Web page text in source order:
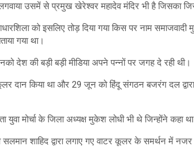
उसमें से प्रमुख खेरेश्वर महादेव मंदिर भी है जिसका जिसका
को इसलिए तोड़ दिया गया किस पर नाम
गया था।
देश की बड़ी बड़ी मीडिया अपने पन्नों पर जगह दे रही थी।
किया था और 29 जून को हिंदू संगठन बजरंग दल द्वारा
युवा मोर्चा के जिला अध्यक्ष मुकेश लोधी भी थे जिन्होंने कहा
सलमान शाहिद द्वारा लगाए गए वाटर कूलर के समर्थन में